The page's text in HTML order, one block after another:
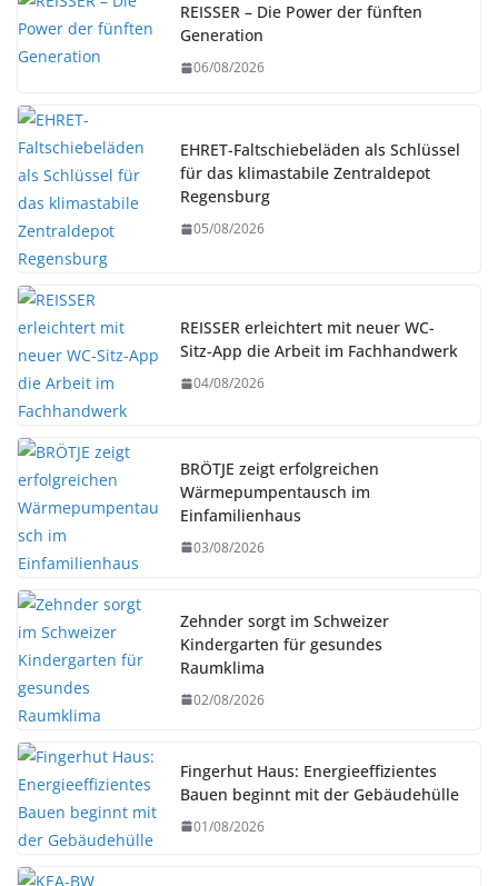
REISSER – Die Power der fünften
Generation
06/08/2026
EHRET-Faltschiebeläden als Schlüssel
für das klimastabile Zentraldepot
Regensburg
05/08/2026
REISSER erleichtert mit neuer WC-
Sitz-App die Arbeit im Fachhandwerk
04/08/2026
BRÖTJE zeigt erfolgreichen
Wärmepumpentausch im
Einfamilienhaus
03/08/2026
Zehnder sorgt im Schweizer
Kindergarten für gesundes
Raumklima
02/08/2026
Fingerhut Haus: Energieeffizientes
Bauen beginnt mit der Gebäudehülle
01/08/2026